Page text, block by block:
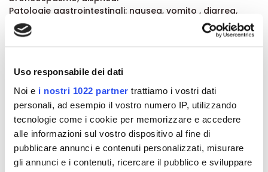
Uso responsabile dei dati
Noi e i nostri 1022 partner trattiamo i vostri dati
personali, ad esempio il vostro numero IP, utilizzando
tecnologie come i cookie per memorizzare e accedere
alle informazioni sul vostro dispositivo al fine di
pubblicare annunci e contenuti personalizzati, misurare
gli annunci e i contenuti, ricercare il pubblico e sviluppare
Patologie gastrointestinali: nausea, vomito , diarrea,
flatulenza, costipazione, dispepsia, dolore addominale,
melena, ematemesi, stomatite ulcerosa, emorragia
gastrointestinale, colite e morbo di Crohn, gastrite,
emorragia.
Patologie della cute e del tessuto sottocutaneo:
condizioni bollose (includenti, Sindrome di Stevens
Johnson, necrolisi tossica epidermica, eritema
multiforme), patologie della cute inclusi eruzione
cutanea, prurito, orticaria, porpora.
Patologie renali e urinarie: insufficienza renale,
nefrotossicità in varie forme incluse nefrite interstiziale e